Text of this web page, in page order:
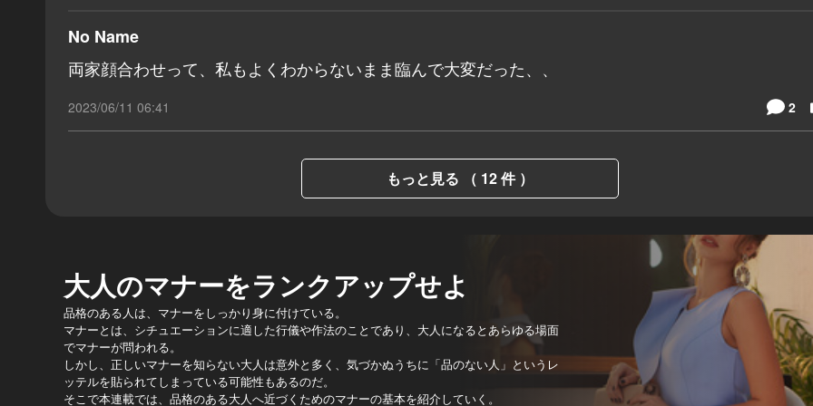
No Name
両家顔合わせって、私もよくわからないまま臨んで大変だった、、
2023/06/11 06:41 2
もっと見る （ 12 件 ）
大人のマナーをランクアップせよ
品格のある人は、マナーをしっかり身に付けている。
マナーとは、シチュエーションに適した行儀や作法のことであり、大人になるとあらゆる場面
でマナーが問われる。
しかし、正しいマナーを知らない大人は意外と多く、気づかぬうちに「品のない人」というレ
ッテルを貼られてしまっている可能性もあるのだ。
そこで本連載では、品格のある大人へ近づくためのマナーの基本を紹介していく。